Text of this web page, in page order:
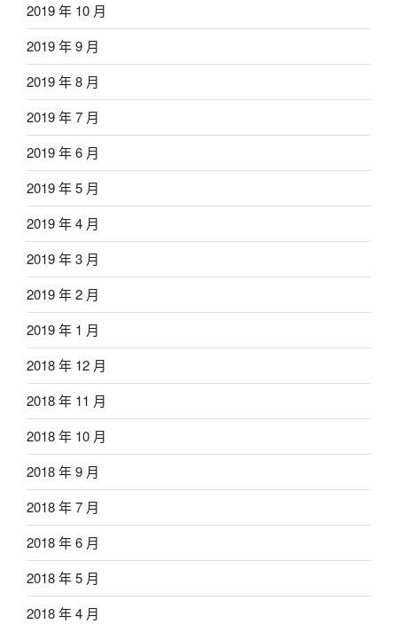
2019 年 10 月
2019 年 9 月
2019 年 8 月
2019 年 7 月
2019 年 6 月
2019 年 5 月
2019 年 4 月
2019 年 3 月
2019 年 2 月
2019 年 1 月
2018 年 12 月
2018 年 11 月
2018 年 10 月
2018 年 9 月
2018 年 7 月
2018 年 6 月
2018 年 5 月
2018 年 4 月